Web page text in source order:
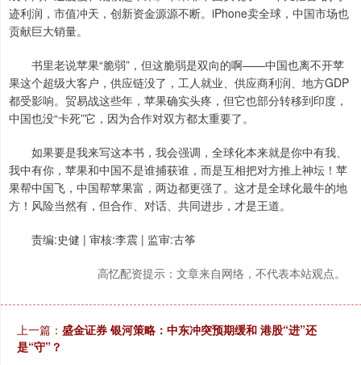
迹利润，市值冲天，创新资金源源不断。iPhone卖全球，中国市场也
贡献巨大销量。
书里老说苹果“脆弱”，但这脆弱是双向的啊——中国也离不开苹
果这个超级大客户，供应链没了，工人就业、供应商利润、地方GDP
都受影响。贸易战这些年，苹果确实头疼，但它也部分转移到印度，
中国也没“卡死”它，因为合作对双方都太重要了。
如果要是我来写这本书，我会强调，全球化本来就是你中有我、
我中有你，苹果和中国不是谁捕获谁，而是互相把对方推上神坛！苹
果帮中国飞，中国帮苹果富，两边都更强了。这才是全球化最牛的地
方！风险当然有，但合作、对话、共同进步，才是王道。
责编:史健 | 审核:李震 | 监审:古筝
高忆配资提示：文章来自网络，不代表本站观点。
上一篇： 盛金证券 银河策略：中东冲突预期缓和 港股“进”还
是“守”？